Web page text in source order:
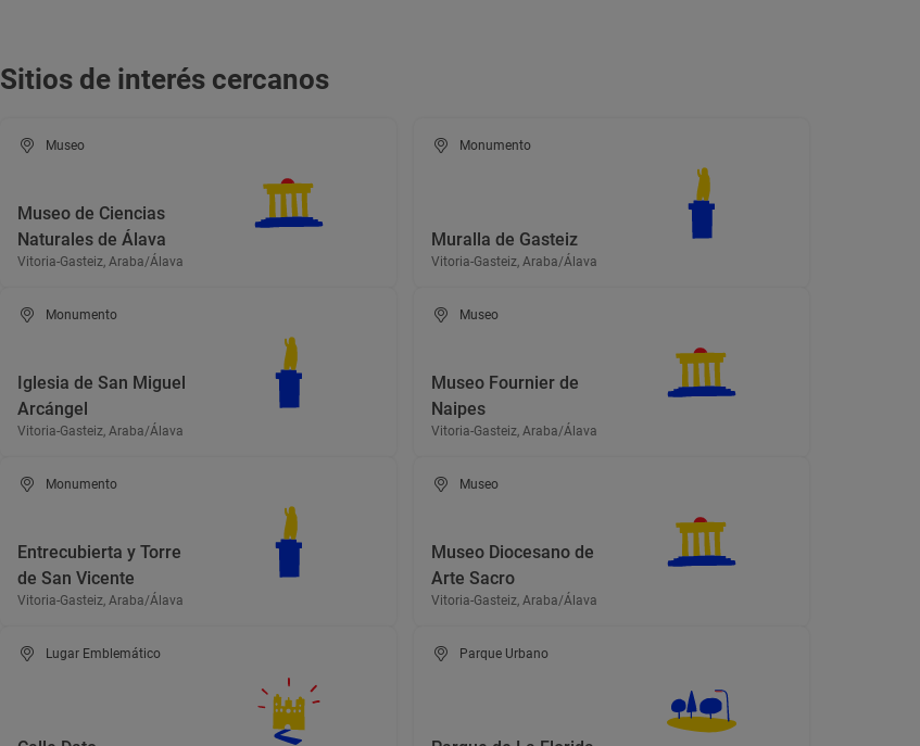
Sitios de interés cercanos
Museo
Museo de Ciencias
Naturales de Álava
Vitoria-Gasteiz, Araba/Álava
Monumento
Muralla de Gasteiz
Vitoria-Gasteiz, Araba/Álava
Monumento
Iglesia de San Miguel
Arcángel
Vitoria-Gasteiz, Araba/Álava
Museo
Museo Fournier de
Naipes
Vitoria-Gasteiz, Araba/Álava
Monumento
Entrecubierta y Torre
de San Vicente
Vitoria-Gasteiz, Araba/Álava
Museo
Museo Diocesano de
Arte Sacro
Vitoria-Gasteiz, Araba/Álava
Lugar Emblemático Parque Urbano